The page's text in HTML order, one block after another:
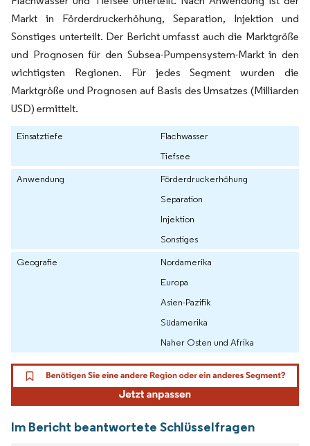
Markt in Förderdruckerhöhung, Separation, Injektion und
Sonstiges unterteilt. Der Bericht umfasst auch die Marktgröße
und Prognosen für den Subsea-Pumpensystem-Markt in den
wichtigsten Regionen. Für jedes Segment wurden die
Marktgröße und Prognosen auf Basis des Umsatzes (Milliarden
USD) ermittelt.
Einsatztiefe
Flachwasser
Tiefsee
Anwendung
Förderdruckerhöhung
Separation
Injektion
Sonstiges
Geografie
Nordamerika
Europa
Asien-Pazifik
Südamerika
Naher Osten und Afrika
Im Bericht beantwortete Schlüsselfragen